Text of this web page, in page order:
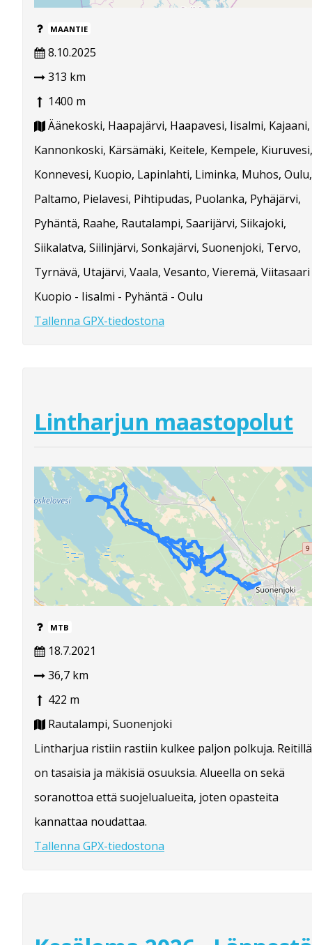
MAANTIE
8.10.2025
313 km
1400 m
Äänekoski, Haapajärvi, Haapavesi, Iisalmi, Kajaani,
Kannonkoski, Kärsämäki, Keitele, Kempele, Kiuruvesi,
Konnevesi, Kuopio, Lapinlahti, Liminka, Muhos, Oulu,
Paltamo, Pielavesi, Pihtipudas, Puolanka, Pyhäjärvi,
Pyhäntä, Raahe, Rautalampi, Saarijärvi, Siikajoki,
Siikalatva, Siilinjärvi, Sonkajärvi, Suonenjoki, Tervo,
Tyrnävä, Utajärvi, Vaala, Vesanto, Vieremä, Viitasaari
Kuopio - Iisalmi - Pyhäntä - Oulu
Tallenna GPX-tiedostona
Lintharjun maastopolut
MTB
18.7.2021
36,7 km
422 m
Rautalampi, Suonenjoki
Lintharjua ristiin rastiin kulkee paljon polkuja. Reitillä
on tasaisia ja mäkisiä osuuksia. Alueella on sekä
soranottoa että suojelualueita, joten opasteita
kannattaa noudattaa.
Tallenna GPX-tiedostona